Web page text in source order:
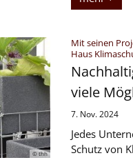
© thh
Mit seinen
Haus
viele
7. Nov. 2024
Jedes
Schutz von